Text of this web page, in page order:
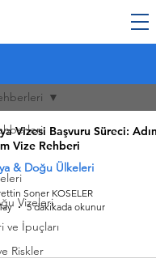
Vizeleri
ve İpuçları
Riskler
Vizesi Başvuru Süreci: Adım
Vize Rehberi
& Doğu Ülkeleri
Soner KOSELER
5 dakikada okunur